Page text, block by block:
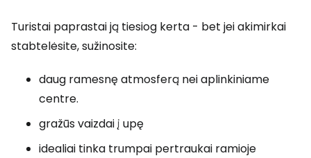
Turistai paprastai ją tiesiog kerta - bet jei akimirkai
stabtelėsite, sužinosite:
daug ramesnę atmosferą nei aplinkiniame
centre.
gražūs vaizdai į upę
idealiai tinka trumpai pertraukai ramioje